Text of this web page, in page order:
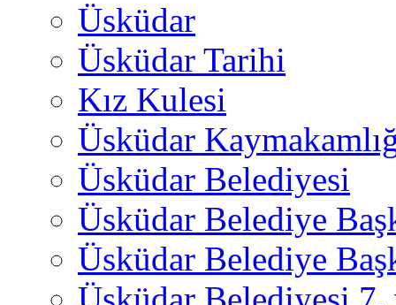
Üsküdar
Üsküdar Tarihi
Kız Kulesi
Üsküdar
Üsküdar Belediyesi
Üsküdar Belediye
Üsküdar Belediye